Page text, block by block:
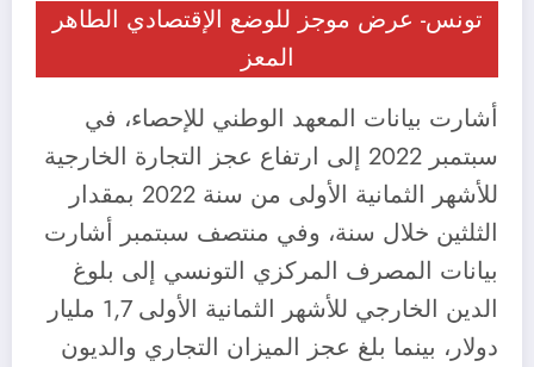
تونس- عرض موجز للوضع الإقتصادي الطاهر
المعز
أشارت بيانات المعهد الوطني للإحصاء، في
سبتمبر 2022 إلى ارتفاع عجز التجارة الخارجية
للأشهر الثمانية الأولى من سنة 2022 بمقدار
الثلثين خلال سنة، وفي منتصف سبتمبر أشارت
بيانات المصرف المركزي التونسي إلى بلوغ
الدين الخارجي للأشهر الثمانية الأولى 1,7 مليار
دولار، بينما بلغ عجز الميزان التجاري والديون